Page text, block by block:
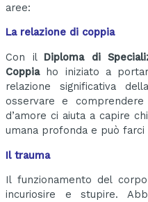
aree:
La relazione di coppia
Con il Diploma di
Coppiaho iniziato a
relazione significativa
osservare e
d’amore ci aiuta a capire
umana profonda e può
Il trauma
Il funzionamento del
incuriosire e stupire.